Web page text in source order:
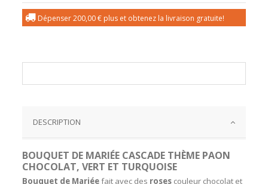
Dépenser200,00 € plus et obtenez la livraison gratuite!
DESCRIPTION
BOUQUET DE MARIÉE CASCADE THÈME PAON
CHOCOLAT, VERT ET TURQUOISE
Bouquet de Mariéefait avec des roses couleur chocolat et